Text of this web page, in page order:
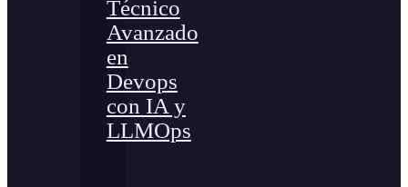
Técnico
Avanzado
en
Devops
con IA y
LLMOps